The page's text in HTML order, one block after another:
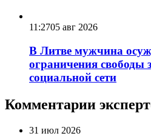
11:2705 авг 2026
В Литве мужчина
ограничения свободы
социальной сети
Комментарии
31 июл 2026